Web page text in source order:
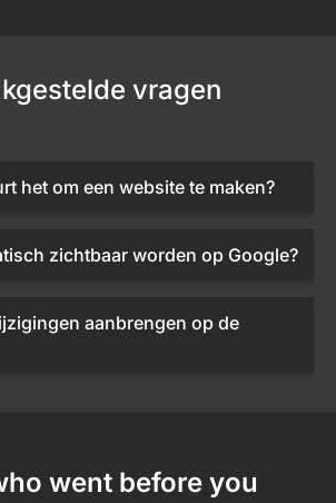
vragen
het om een website te maken?
zichtbaar worden op Google?
aanbrengen op de
went before you